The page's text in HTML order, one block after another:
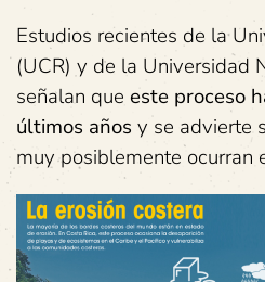
Estudios recientes de la
(UCR) y de la Universidad
señalan que este proceso
últimos años y se advierte
muy posiblemente ocurran